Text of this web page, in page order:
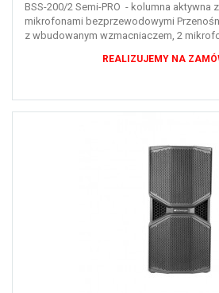
BSS-200/2 Semi-PRO - kolumna aktywna
mikrofonami bezprzewodowymi
z wbudowanym wzmacniaczem, 2
bezprzewodowymi, odtwarzaczem MP3,
REALIZUJEMY NA